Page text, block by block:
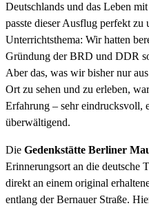
Deutschlands und das Leben
passte dieser Ausflug perfekt zu
Unterrichtsthema: Wir hatten
Gründung der BRD und DDR
Aber das, was wir bisher nur
Ort zu sehen und zu erleben,
Erfahrung – sehr eindrucksvoll,
überwältigend.
Die Gedenkstätte Berliner
Erinnerungsort an die deutsche
direkt an einem original
entlang der Bernauer Straße.